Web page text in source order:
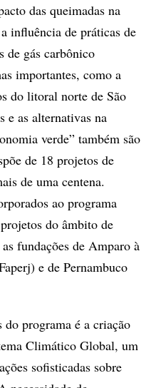
das queimadas na
influência de práticas de
de gás carbônico
importantes, como a
do litoral norte de São
e as alternativas na
verde” também são
de 18 projetos de
de uma centena.
ao programa
do âmbito de
fundações de Amparo à
e de Pernambuco
programa é a criação
Climático Global, um
sofisticadas sobre